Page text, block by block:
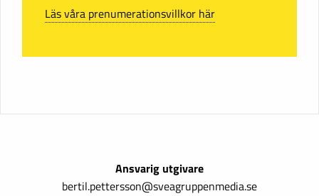
Läs våra prenumerationsvillkor här
Ansvarig utgivare
bertil.pettersson@sveagruppenmedia.se